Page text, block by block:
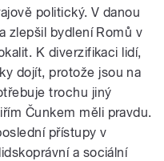
politický. V danou
zlepšil bydlení Romů v
K diverzifikaci lidí,
dojít, protože jsou na
trochu jiný
Čunkem měli pravdu.
přístupy v
a sociální